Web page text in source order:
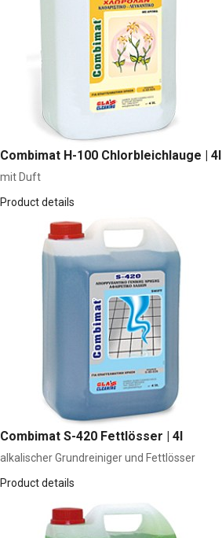
Combimat H-100 Chlorbleichlauge | 4l
mit Duft
Product details
Combimat S-420 Fettlösser | 4l
alkalischer Grundreiniger und Fettlösser
Product details